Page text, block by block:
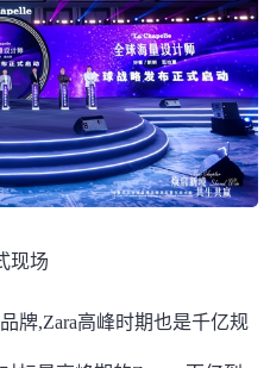
现场
牌,Zara高峰时期也是千亿规